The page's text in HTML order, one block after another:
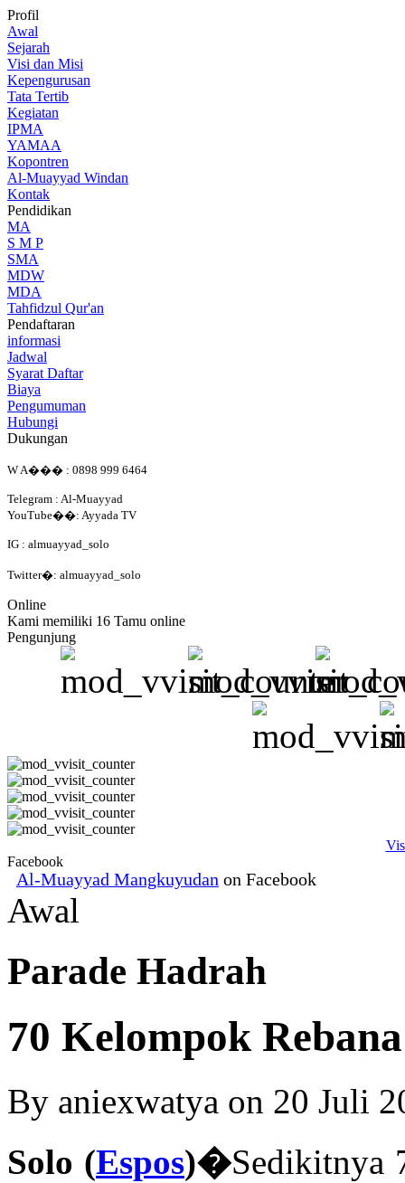
Profil
Awal
Sejarah
Visi dan Misi
Kepengurusan
Tata Tertib
Kegiatan
IPMA
YAMAA
Kopontren
Al-Muayyad Windan
Kontak
Pendidikan
MA
S M P
SMA
MDW
MDA
Tahfidzul Qur'an
Pendaftaran
informasi
Jadwal
Syarat Daftar
Biaya
Pengumuman
Hubungi
Dukungan
W A��� : 0898 999 6464
Telegram : Al-Muayyad
YouTube��: Ayyada TV
IG : almuayyad_solo
Twitter�: almuayyad_solo
Online
Kami memiliki 16 Tamu online
Pengunjung
Facebook
Al-Muayyad Mangkuyudan on Facebook
Awal
Parade Hadrah
70 Kelompok
By aniexwatya on 20 Juli
Solo (Espos)�Sedikitnya